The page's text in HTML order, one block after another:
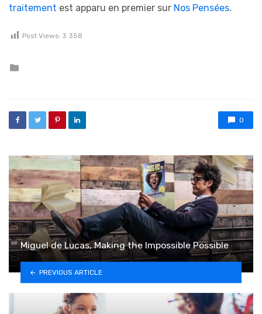
traitement est apparu en premier sur Nos Pensées.
Post Views: 3 358
0
Miguel de Lucas, Making the Impossible Possible
PREVIOUS ARTICLE